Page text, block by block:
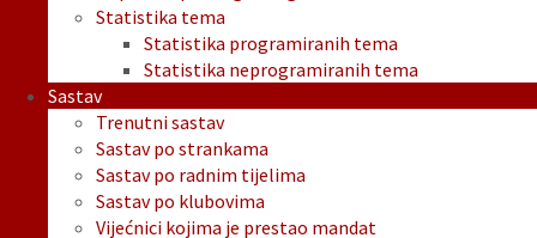
Statistika tema
Statistika programiranih tema
Statistika neprogramiranih tema
Sastav
Trenutni sastav
Sastav po strankama
Sastav po radnim tijelima
Sastav po klubovima
Vijećnici kojima je prestao mandat